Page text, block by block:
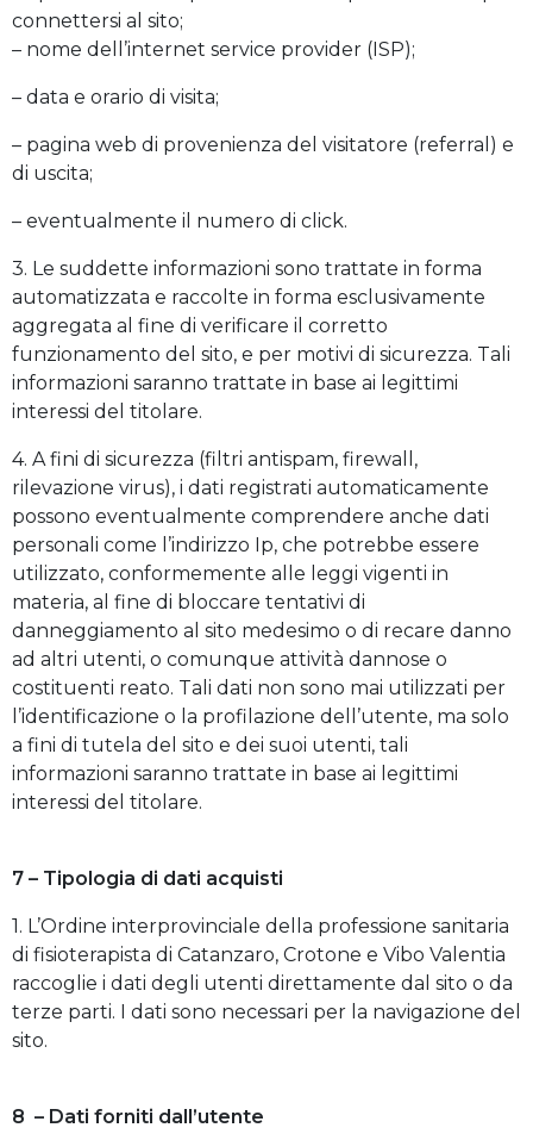
connettersi al sito;
– nome dell’internet service provider (ISP);
– data e orario di visita;
– pagina web di provenienza del visitatore (referral) e
di uscita;
– eventualmente il numero di click.
3. Le suddette informazioni sono trattate in forma
automatizzata e raccolte in forma esclusivamente
aggregata al fine di verificare il corretto
funzionamento del sito, e per motivi di sicurezza. Tali
informazioni saranno trattate in base ai legittimi
interessi del titolare.
4. A fini di sicurezza (filtri antispam, firewall,
rilevazione virus), i dati registrati automaticamente
possono eventualmente comprendere anche dati
personali come l’indirizzo Ip, che potrebbe essere
utilizzato, conformemente alle leggi vigenti in
materia, al fine di bloccare tentativi di
danneggiamento al sito medesimo o di recare danno
ad altri utenti, o comunque attività dannose o
costituenti reato. Tali dati non sono mai utilizzati per
l’identificazione o la profilazione dell’utente, ma solo
a fini di tutela del sito e dei suoi utenti, tali
informazioni saranno trattate in base ai legittimi
interessi del titolare.
7 – Tipologia di dati acquisti
1. L’Ordine interprovinciale della professione sanitaria
di fisioterapista di Catanzaro, Crotone e Vibo Valentia
raccoglie i dati degli utenti direttamente dal sito o da
terze parti. I dati sono necessari per la navigazione del
sito.
8 – Dati forniti dall’utente